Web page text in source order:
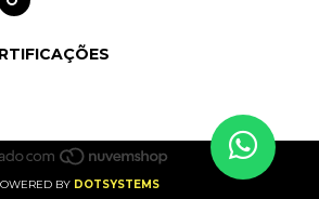
BY DOTSYSTEMS